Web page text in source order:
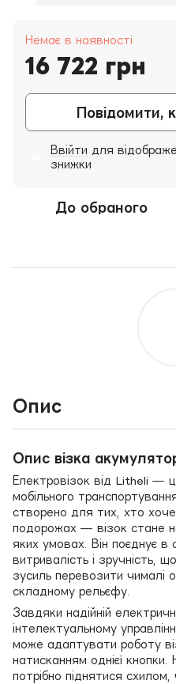
Немає в наявності
16 722 грн
Повідомити,
Ввійти для
знижки
До обраного
Опис
Опис візка
Електровізок від Litheli —
мобільного
створено для тих, хто
подорожах — візок стане
яких умовах. Він поєднує в
витривалість і зручність,
зусиль перевозити чималі
складному рельєфу.
Завдяки надійній
інтелектуальному
може адаптувати роботу
натисканням однієї
потрібно піднятися